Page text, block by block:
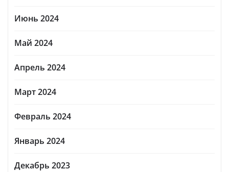
Июнь 2024
Май 2024
Апрель 2024
Март 2024
Февраль 2024
Январь 2024
Декабрь 2023